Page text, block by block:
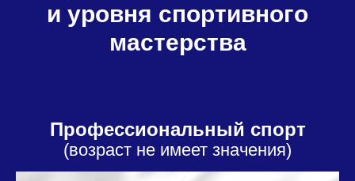
и уровня спортивного
мастерства
Профессиональный спорт
(возраст не имеет значения)